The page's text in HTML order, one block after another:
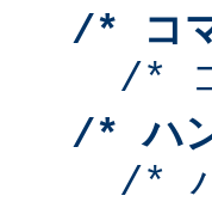
/* コ
/*
/* ハ
/*